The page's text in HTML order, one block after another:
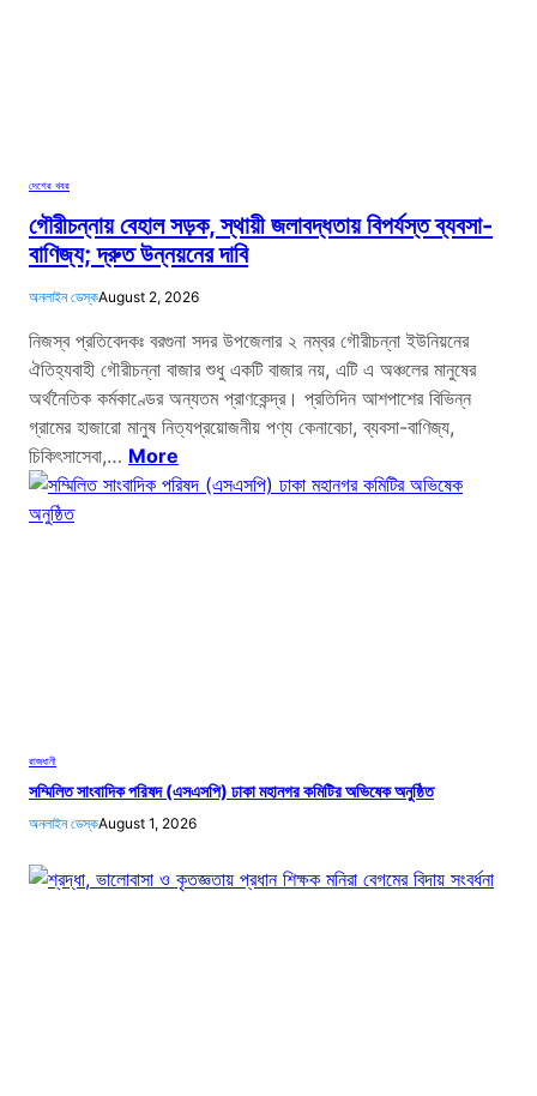
দেশের খবর
গৌরীচন্নায় বেহাল সড়ক, স্থায়ী জলাবদ্ধতায় বিপর্যস্ত ব্যবসা-
বাণিজ্য; দ্রুত উন্নয়নের দাবি
অনলাইন ডেস্কAugust 2, 2026
নিজস্ব প্রতিবেদকঃ বরগুনা সদর উপজেলার ২ নম্বর গৌরীচন্না ইউনিয়নের
ঐতিহ্যবাহী গৌরীচন্না বাজার শুধু একটি বাজার নয়, এটি এ অঞ্চলের মানুষের
অর্থনৈতিক কর্মকাণ্ডের অন্যতম প্রাণকেন্দ্র। প্রতিদিন আশপাশের বিভিন্ন
গ্রামের হাজারো মানুষ নিত্যপ্রয়োজনীয় পণ্য কেনাবেচা, ব্যবসা-বাণিজ্য,
চিকিৎসাসেবা,… More
রাজধানী
সম্মিলিত সাংবাদিক পরিষদ (এসএসপি) ঢাকা মহানগর কমিটির অভিষেক অনুষ্ঠিত
অনলাইন ডেস্কAugust 1, 2026